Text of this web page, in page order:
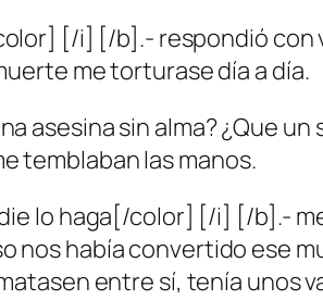
[/i] [/b].- respondió con
me torturase día a día.
sin alma? ¿Que un
temblaban las manos.
lo haga[/color] [/i] [/b].-
nos había convertido ese
entre sí, tenía unos